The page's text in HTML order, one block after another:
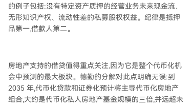
的例子包括:没有特定资产质押的经营业务未来现金流、
无形知识产权、流动性差的私募股权权益。纪律是抵押
品第一,借款人第二。
房地产支持的借贷值得重点关注,因为它是整个代币化机
会中预测的最大板块。德勤的分解对此点明确无误:到
2035 年,代币化贷款和证券化预计将主导代币化房地产
组合,大约是代币化私人房地产基金规模的三倍,并远超未